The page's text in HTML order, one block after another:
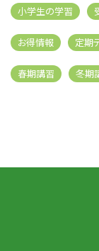
小学生の学習
お得情報 定期
春期講習 冬期